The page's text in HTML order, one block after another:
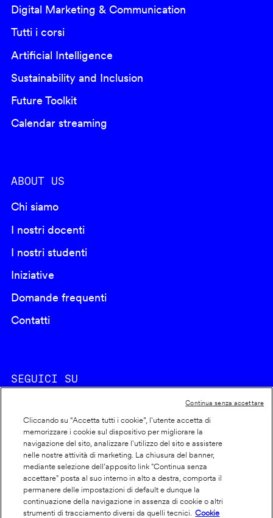
Digital Marketing & Communication
Tutti i corsi
Artificial Intelligence
Sustainability and Inclusion
Future Toolkit
Calendar streaming
ABOUT US
Chi siamo
I nostri docenti
I nostri studenti
Iniziative
Domande frequenti
Contatti
SEGUICI SU
Footer
info
Cookie policy
Dichiarazione di accessibilità
Privacy
Cliccando su “Accetta tutti i cookie”, l'utente accetta di
memorizzare i cookie sul dispositivo per migliorare la
navigazione del sito, analizzare l'utilizzo del sito e assistere
nelle nostre attività di marketing. La chiusura del banner,
mediante selezione dell’apposito link "Continua senza
accettare" posta al suo interno in alto a destra, comporta il
permanere delle impostazioni di default e dunque la
continuazione della navigazione in assenza di cookie o altri
strumenti di tracciamento diversi da quelli tecnici.
Cookie
Continua senza accettare